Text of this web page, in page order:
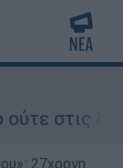
27χρονη